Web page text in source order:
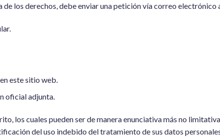
de los derechos, debe enviar una petición vía correo
este sitio web.
oficial adjunta.
los cuales pueden ser de manera enunciativa más no
del uso indebido del tratamiento de sus datos